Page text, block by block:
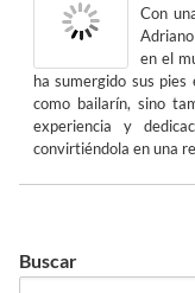
Con
en el
ha sumergido sus
como bailarín, sino
experiencia y
convirtiéndola en una
Buscar